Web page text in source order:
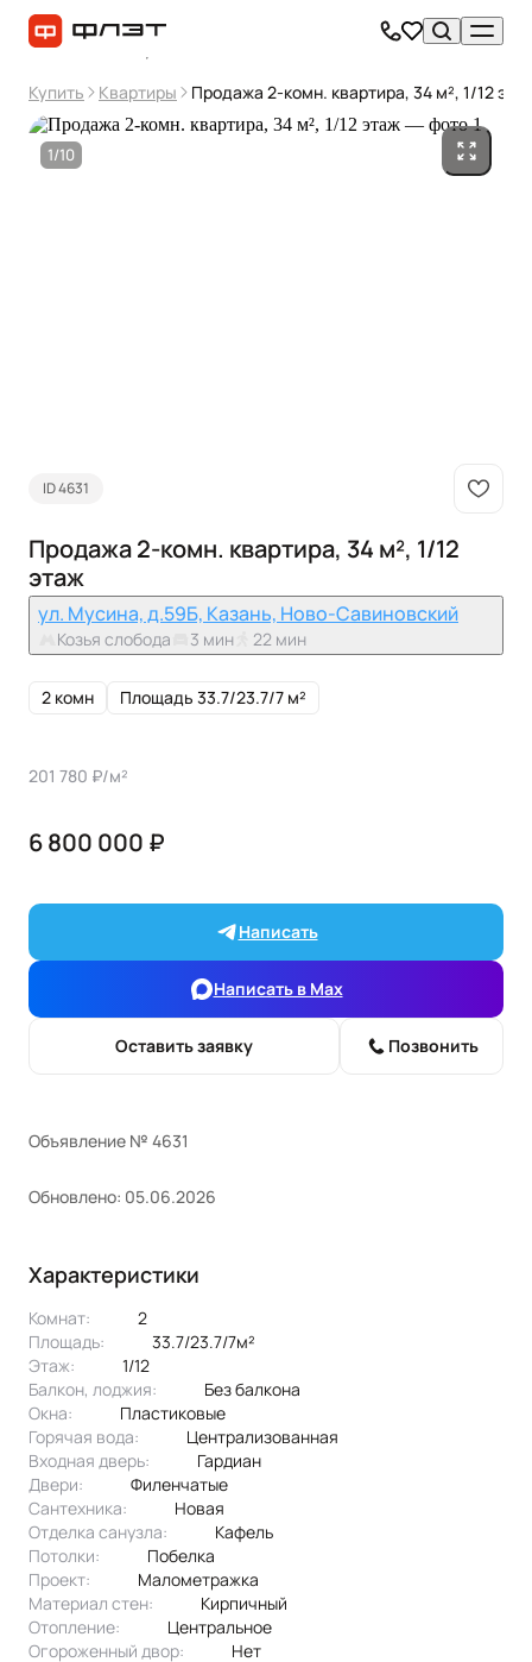
Купить Квартиры Продажа 2-комн. квартира, 34 м², 1/12
1/10
ID 4631
Продажа 2-комн. квартира, 34 м², 1/12
этаж
ул. Мусина, д.59Б, Казань, Ново-Савиновский
Козья слобода 3 мин 22 мин
2 комн Площадь 33.7/23.7/7 м²
201 780 ₽/м²
6 800 000 ₽
Написать
Написать в Max
Оставить заявку Позвонить
Объявление № 4631
Обновлено: 05.06.2026
Характеристики
Комнат:
2
Площадь:
33.7/23.7/7м²
Этаж:
1/12
Балкон, лоджия:
без балкона
Окна:
пластиковые
Горячая вода:
централизованная
Входная дверь:
Гардиан
Двери:
филенчатые
Сантехника:
новая
Отделка санузла:
кафель
Потолки:
побелка
Проект:
малометражка
Материал стен:
Кирпичный
Отопление:
центральное
Огороженный двор:
Нет